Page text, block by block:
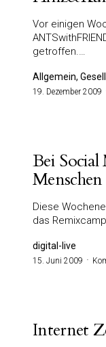
Vor einigen
getroffen.…
Allgemein,
19. Dezember 2009
Bei Social
Menschen
Diese
das
digital-live
15. Juni 2009
Internet